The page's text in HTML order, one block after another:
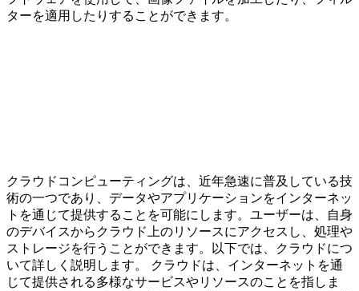
ターを適用したりすることができます。
クラウドコンピューティングは、近年急速に普及している技
術の一つであり、データやアプリケーションをインターネッ
トを通じて提供することを可能にします。ユーザーは、自身
のデバイスからクラウド上のリソースにアクセスし、処理や
ストレージを行うことができます。以下では、クラウドにつ
いて詳しく説明します。 クラウドは、インターネットを通
じて提供される多様なサービスやリソースのことを指しま